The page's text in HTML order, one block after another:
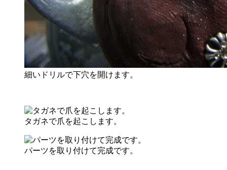
細いドリルで下穴を開けます。
タガネで爪を起こします。
パーツを取り付けて完成です。